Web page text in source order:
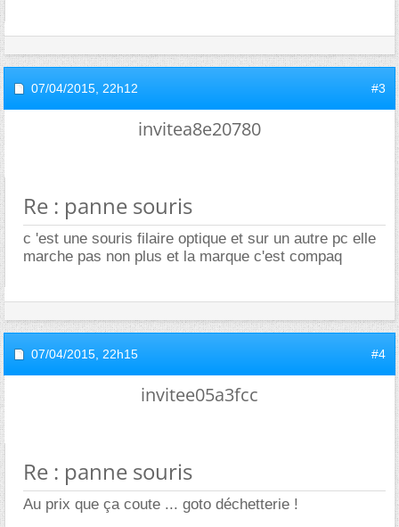
07/04/2015, 22h12 #3
invitea8e20780
Re : panne souris
c 'est une souris filaire optique et sur un autre pc elle
marche pas non plus et la marque c'est compaq
07/04/2015, 22h15 #4
invitee05a3fcc
Re : panne souris
Au prix que ça coute ... goto déchetterie !